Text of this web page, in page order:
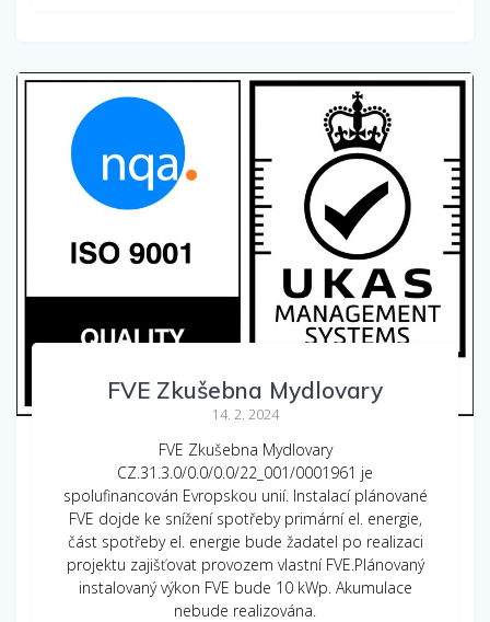
FVE Zkušebna Mydlovary
14. 2. 2024
FVE Zkušebna Mydlovary
CZ.31.3.0/0.0/0.0/22_001/0001961 je
spolufinancován Evropskou unií. Instalací plánované
FVE dojde ke snížení spotřeby primární el. energie,
část spotřeby el. energie bude žadatel po realizaci
projektu zajišťovat provozem vlastní FVE.Plánovaný
instalovaný výkon FVE bude 10 kWp. Akumulace
nebude realizována.